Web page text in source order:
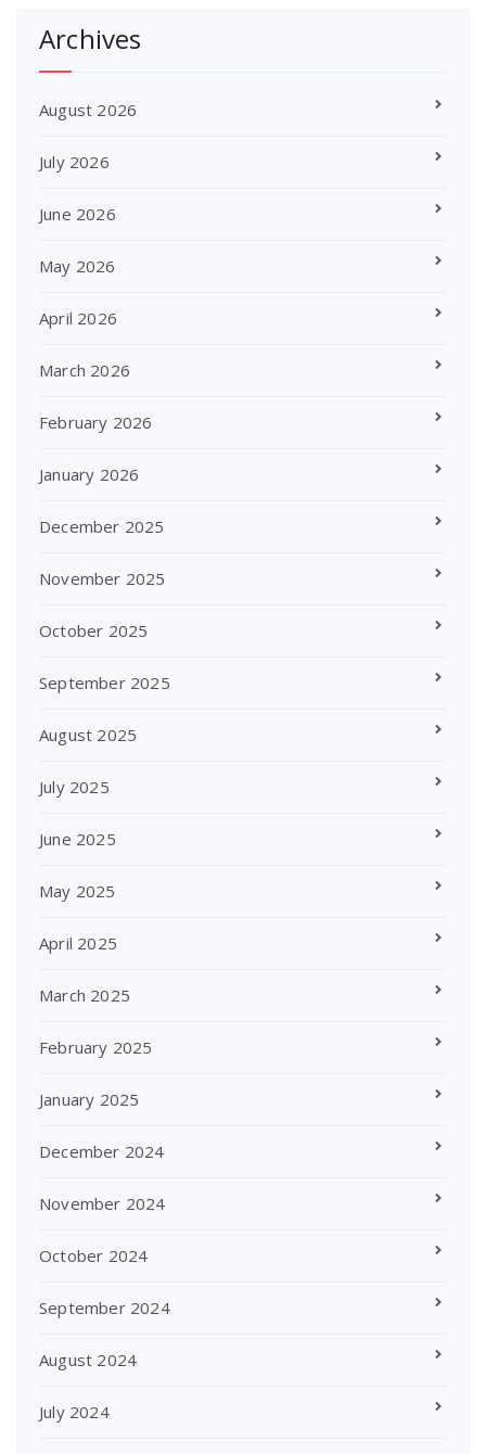
Archives
August 2026
July 2026
June 2026
May 2026
April 2026
March 2026
February 2026
January 2026
December 2025
November 2025
October 2025
September 2025
August 2025
July 2025
June 2025
May 2025
April 2025
March 2025
February 2025
January 2025
December 2024
November 2024
October 2024
September 2024
August 2024
July 2024